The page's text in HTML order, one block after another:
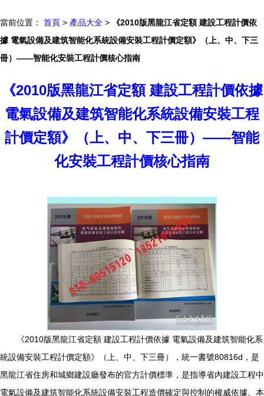
當前位置： 首頁 > 產品大全 >
《2010版黑龍江省定額 建設工程計價依
據 電氣設備及建筑智能化系統設備安裝工程計價定額》（上、中、下三
冊）——智能化安裝工程計價核心指南
《2010版黑龍江省定額 建設工程計價依據
電氣設備及建筑智能化系統設備安裝工程
計價定額》（上、中、下三冊）——智能
化安裝工程計價核心指南
《2010版黑龍江省定額 建設工程計價依據 電氣設備及建筑智能化系
統設備安裝工程計價定額》（上、中、下三冊），統一書號80816d，是
黑龍江省住房和城鄉建設廳發布的官方計價標準，是指導省內建設工程中
電氣設備及建筑智能化系統設備安裝工程造價確定與控制的權威依據。本